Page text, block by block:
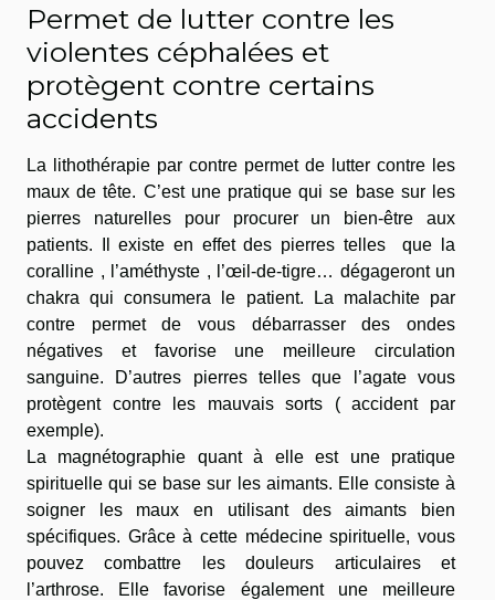
Permet de lutter contre les
violentes céphalées et
protègent contre certains
accidents
La lithothérapie par contre permet de lutter contre les
maux de tête. C’est une pratique qui se base sur les
pierres naturelles pour procurer un bien-être aux
patients. Il existe en effet des pierres telles que la
coralline , l’améthyste , l’œil-de-tigre… dégageront un
chakra qui consumera le patient. La malachite par
contre permet de vous débarrasser des ondes
négatives et favorise une meilleure circulation
sanguine. D’autres pierres telles que l’agate vous
protègent contre les mauvais sorts ( accident par
exemple).
La magnétographie quant à elle est une pratique
spirituelle qui se base sur les aimants. Elle consiste à
soigner les maux en utilisant des aimants bien
spécifiques. Grâce à cette médecine spirituelle, vous
pouvez combattre les douleurs articulaires et
l’arthrose. Elle favorise également une meilleure